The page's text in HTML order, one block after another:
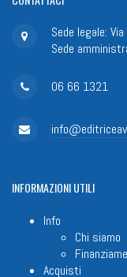
Sede legale:
Sede
06 66 1321
INFORMAZIONIUTILI
Info
Chi siamo
Acquisti